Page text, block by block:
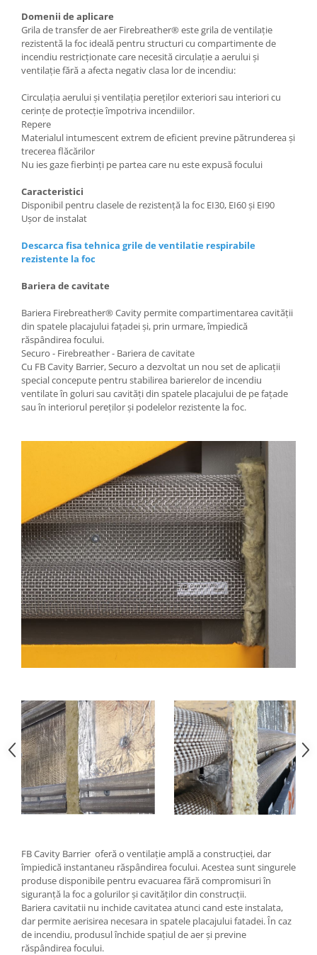
Domenii de aplicare
Grila de transfer de aer Firebreather® este grila de ventilație
rezistentă la foc ideală pentru structuri cu compartimente de
incendiu restricționate care necesită circulație a aerului și
ventilație fără a afecta negativ clasa lor de incendiu:
Circulația aerului și ventilația pereților exteriori sau interiori cu
cerințe de protecție împotriva incendiilor.
Repere
Materialul intumescent extrem de eficient previne pătrunderea și
trecerea flăcărilor
Nu ies gaze fierbinți pe partea care nu este expusă focului
Caracteristici
Disponibil pentru clasele de rezistență la foc EI30, EI60 și EI90
Ușor de instalat
Descarca fisa tehnica grile de ventilatie respirabile
rezistente la foc
Bariera de cavitate
Bariera Firebreather® Cavity permite compartimentarea cavității
din spatele placajului fațadei și, prin urmare, împiedică
răspândirea focului.
Securo - Firebreather - Bariera de cavitate
Cu FB Cavity Barrier, Securo a dezvoltat un nou set de aplicații
special concepute pentru stabilirea barierelor de incendiu
ventilate în goluri sau cavități din spatele placajului de pe fațade
sau în interiorul pereților și podelelor rezistente la foc.
FB Cavity Barrier oferă o ventilație amplă a construcției, dar
împiedică instantaneu răspândirea focului. Acestea sunt singurele
produse disponibile pentru evacuarea fără compromisuri în
siguranță la foc a golurilor și cavităților din construcții.
Bariera cavitatii nu inchide cavitatea atunci cand este instalata,
dar permite aerisirea necesara in spatele placajului fatadei. În caz
de incendiu, produsul închide spațiul de aer și previne
răspândirea focului.